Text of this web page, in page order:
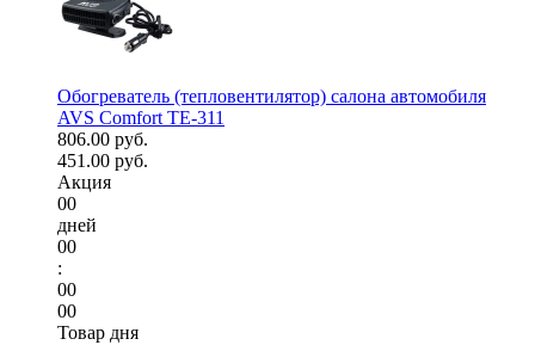
Обогреватель (тепловентилятор) салона автомобиля
AVS Comfort TE-311
806.00 руб.
451.00 руб.
Акция
00
дней
00
:
00
00
Товар дня